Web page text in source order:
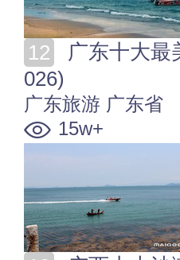
026)
广东旅游 广东省
15w+